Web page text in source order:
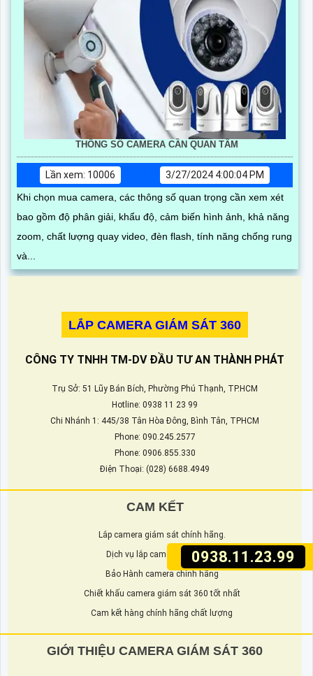
0938.11.23.99
THÔNG SỐ CAMERA CẦN QUAN TÂM
Lần xem: 10006
3/27/2024 4:00:04 PM
Khi chọn mua camera, các thông số quan trọng cần xem xét
bao gồm độ phân giải, khẩu độ, cảm biến hình ảnh, khả năng
zoom, chất lượng quay video, đèn flash, tính năng chống rung
và...
LẮP CAMERA GIÁM SÁT 360
CÔNG TY TNHH TM-DV ĐẦU TƯ AN THÀNH PHÁT
Trụ Sở: 51 Lũy Bán Bích, Phường Phú Thạnh, TP.HCM
Hotline: 0938 11 23 99
Chi Nhánh 1: 445/38 Tân Hòa Đông, Bình Tân, TPHCM
Phone: 090.245.2577
Phone: 0906.855.330
Điện Thoại: (028) 6688.4949
CAM KẾT
Lắp camera giám sát chính hãng.
Dịch vụ lắp camera 360 uy tín
Bảo Hành camera chính hãng
Chiết khấu camera giám sát 360 tốt nhất
Cam kết hàng chính hãng chất lượng
GIỚI THIỆU CAMERA GIÁM SÁT 360